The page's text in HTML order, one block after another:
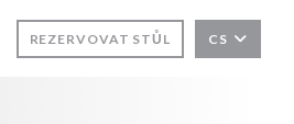
REZERVOVAT STŮL CS